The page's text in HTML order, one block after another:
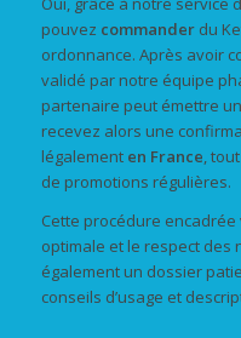
pouvez commanderdu
ordonnance. Après avoir
validé par notre équipe
partenaire peut émettre
recevez alors une
légalement en France,
de promotions régulières.
Cette procédure
optimale et le respect des
également un dossier
conseils d’usage et